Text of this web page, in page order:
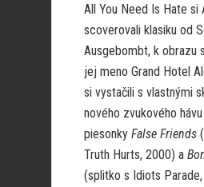
All You Need Is Hate si
scoverovali klasiku od
Ausgebombt, k obrazu
jej meno Grand Hotel
si vystačili s vlastnými
nového zvukového
piesonky False Friends
Truth Hurts, 2000) a
(splitko s Idiots